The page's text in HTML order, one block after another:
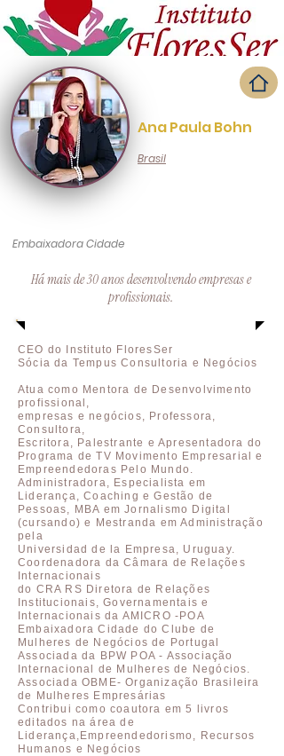
Ana Paula Bohn
Brasil
Embaixadora Cidade
Há mais de 30 anos desenvolvendo empresas e
profissionais.
CEO do Instituto FloresSer
Sócia da Tempus Consultoria e Negócios
Atua como Mentora de Desenvolvimento
profissional,
empresas e negócios, Professora,
Consultora,
Escritora, Palestrante e Apresentadora do
Programa de TV Movimento Empresarial e
Empreendedoras Pelo Mundo.
Administradora, Especialista em
Liderança, Coaching e Gestão de
Pessoas, MBA em Jornalismo Digital
(cursando) e Mestranda em Administração
pela
Universidad de la Empresa, Uruguay.
Coordenadora da Câmara de Relações
Internacionais
do CRA RS Diretora de Relações
Institucionais, Governamentais e
Internacionais da AMICRO -POA
Embaixadora Cidade do Clube de
Mulheres de Negócios de Portugal
Associada da BPW POA - Associação
Internacional de Mulheres de Negócios.
Associada OBME- Organização Brasileira
de Mulheres Empresárias
Contribui como coautora em 5 livros
editados na área de
Liderança,Empreendedorismo, Recursos
Humanos e Negócios